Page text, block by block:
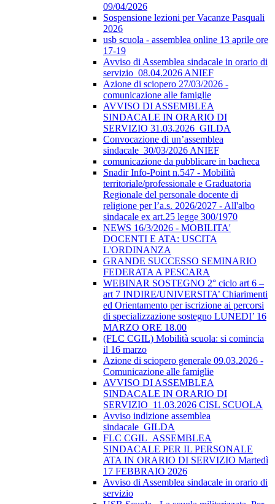
09/04/2026
Sospensione lezioni per Vacanze Pasquali
2026
usb scuola - assemblea online 13 aprile ore
17-19
Avviso di Assemblea sindacale in orario di
servizio_08.04.2026 ANIEF
Azione di sciopero 27/03/2026 -
comunicazione alle famiglie
AVVISO DI ASSEMBLEA
SINDACALE IN ORARIO DI
SERVIZIO 31.03.2026_GILDA
Convocazione di un’assemblea
sindacale_30/03/2026 ANIEF
comunicazione da pubblicare in bacheca
Snadir Info-Point n.547 - Mobilità
territoriale/professionale e Graduatoria
Regionale del personale docente di
religione per l’a.s. 2026/2027 - All'albo
sindacale ex art.25 legge 300/1970
NEWS 16/3/2026 - MOBILITA'
DOCENTI E ATA: USCITA
L'ORDINANZA
GRANDE SUCCESSO SEMINARIO
FEDERATA A PESCARA
WEBINAR SOSTEGNO 2° ciclo art 6 –
art 7 INDIRE/UNIVERSITA’ Chiarimenti
ed Orientamento per iscrizione ai percorsi
di specializzazione sostegno LUNEDI’ 16
MARZO ORE 18.00
(FLC CGIL) Mobilità scuola: si comincia
il 16 marzo
Azione di sciopero generale 09.03.2026 -
Comunicazione alle famiglie
AVVISO DI ASSEMBLEA
SINDACALE IN ORARIO DI
SERVIZIO_11.03.2026 CISL SCUOLA
Avviso indizione assemblea
sindacale_GILDA
FLC CGIL_ASSEMBLEA
SINDACALE PER IL PERSONALE
ATA IN ORARIO DI SERVIZIO Martedì
17 FEBBRAIO 2026
Avviso di Assemblea sindacale in orario di
servizio